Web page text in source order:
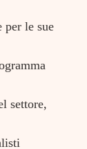
per le sue
settore,